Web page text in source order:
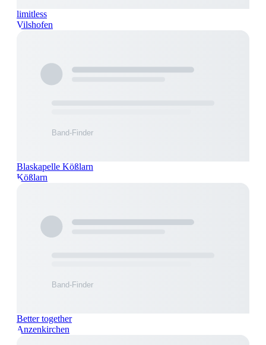
limitless
Vilshofen
Blaskapelle Kößlarn
Kößlarn
Better together
Anzenkirchen